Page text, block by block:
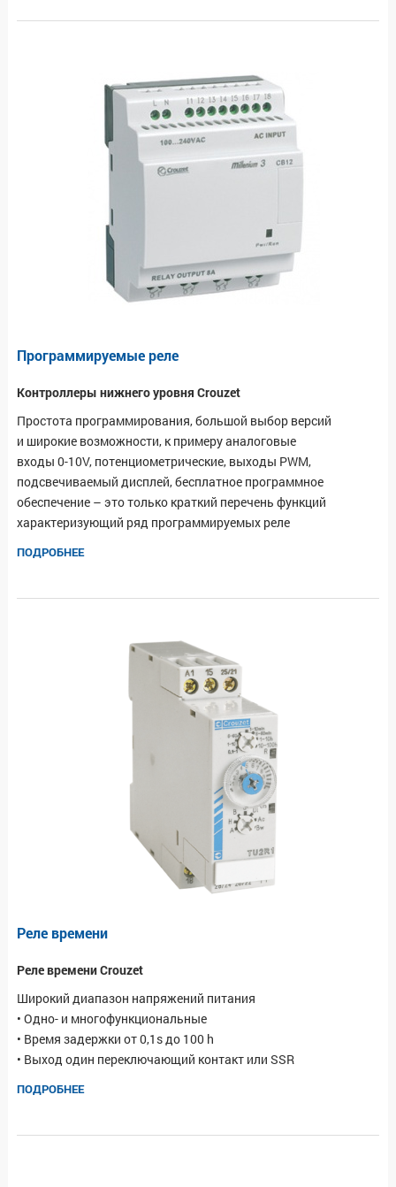
Программируемые реле
Контроллеры нижнего уровня Crouzet
Простота программирования, большой выбор версий
и широкие возможности, к примеру аналоговые
входы 0-10V, потенциометрические, выходы PWM,
подсвечиваемый дисплей, бесплатное программное
обеспечение – это только краткий перечень функций
характеризующий ряд программируемых реле
ПОДРОБНЕЕ
Реле времени
Реле времени Crouzet
Широкий диапазон напряжений питания
• Одно- и многофункциональные
• Время задержки от 0,1s до 100 h
• Выход один переключающий контакт или SSR
ПОДРОБНЕЕ